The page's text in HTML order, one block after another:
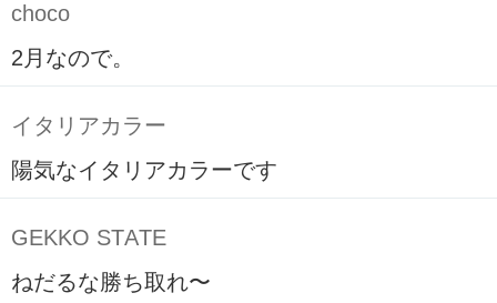
choco
2月なので。
イタリアカラー
陽気なイタリアカラーです
GEKKO STATE
ねだるな勝ち取れ〜